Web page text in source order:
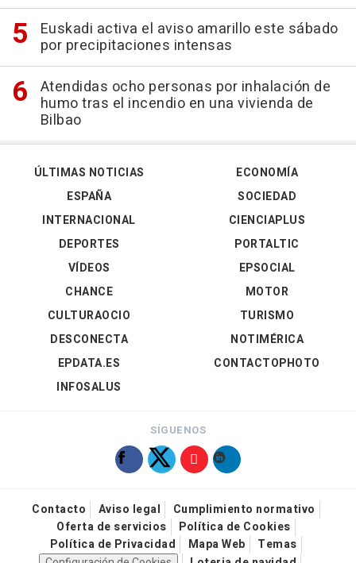
Euskadi activa el aviso amarillo este sábado
por precipitaciones intensas
Atendidas ocho personas por inhalación de
humo tras el incendio en una vivienda de
Bilbao
ÚLTIMAS NOTICIAS
ESPAÑA
INTERNACIONAL
DEPORTES
VÍDEOS
ECONOMÍA
SOCIEDAD
CIENCIAPLUS
PORTALTIC
EPSOCIAL
CHANCE
CULTURAOCIO
DESCONECTA
EPDATA.ES
INFOSALUS
MOTOR
TURISMO
NOTIMÉRICA
CONTACTOPHOTO
SÍGUENOS
Contacto Aviso legal
Cumplimiento normativo
Oferta de servicios
Política de Cookies
Política de Privacidad
Mapa Web
Temas